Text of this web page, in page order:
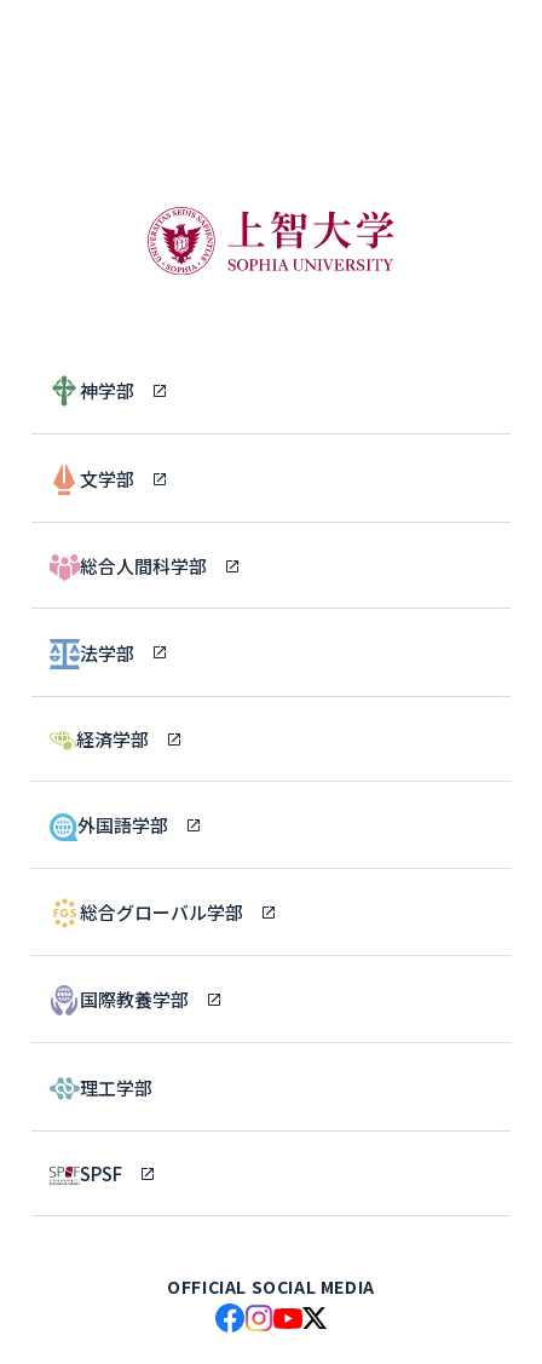
神学部
文学部
総合人間科学部
法学部
経済学部
外国語学部
総合グローバル学部
国際教養学部
理工学部
SPSF
OFFICIAL SOCIAL MEDIA